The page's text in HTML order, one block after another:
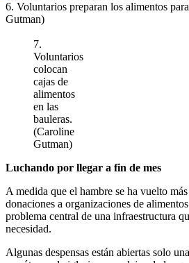
6. Voluntarios preparan los alimentos
Gutman)
7.
Voluntarios
colocan
cajas de
alimentos
en las
bauleras.
(Caroline
Gutman)
Luchando por llegar a fin de mes
A medida que el hambre se ha vuelto
donaciones a organizaciones de
problema central de una infraestructura
necesidad.
Algunas despensas están abiertas solo